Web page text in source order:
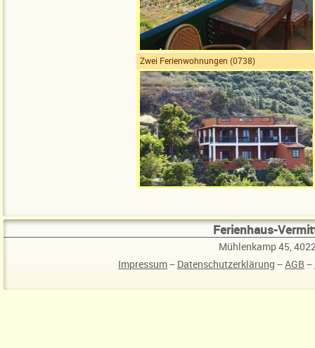
Zwei Ferienwohnungen (0738)
Ferienhaus-
Mühlenkamp 45,
Impressum− Datenschutzerklärung −AGB −